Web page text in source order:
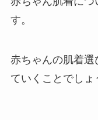
す。
赤ちゃんの肌着選
ていくことでしょ